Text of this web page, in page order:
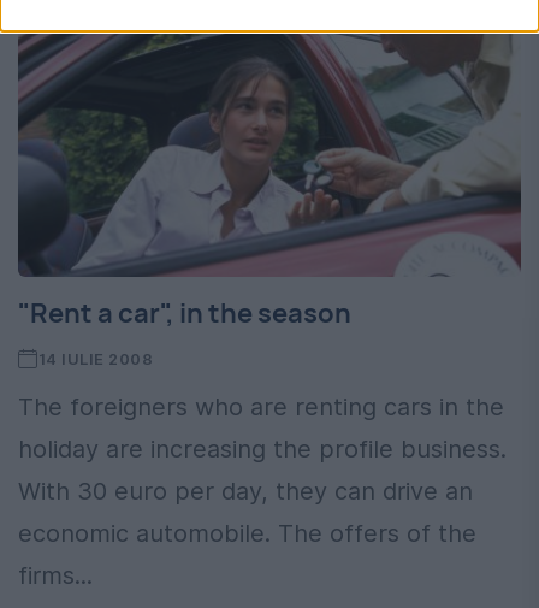
"Rent a car", in the season
14 IULIE 2008
The foreigners who are renting cars in the
holiday are increasing the profile business.
With 30 euro per day, they can drive an
economic automobile. The offers of the
firms...